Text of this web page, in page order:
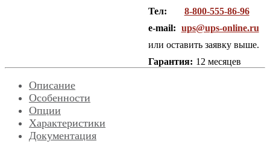
Тел:
8-800-555-86-96
e-mail: ups@ups-online.ru
или оставить заявку выше.
Гарантия: 12 месяцев
Описание
Особенности
Опции
Характеристики
Документация